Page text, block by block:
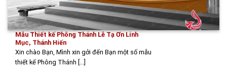
Mẫu Thiết kế Phông Thánh Lễ Tạ Ơn Linh
Mục, Thánh Hiến
Xin chào Bạn, Mình xin gởi đến Bạn một số mẫu
thiết kế Phông Thánh [...]